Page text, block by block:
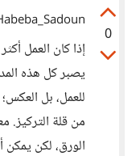
0
يصبر كل هذه
للعمل، بل
من قلة التركيز.
الورق، لكن